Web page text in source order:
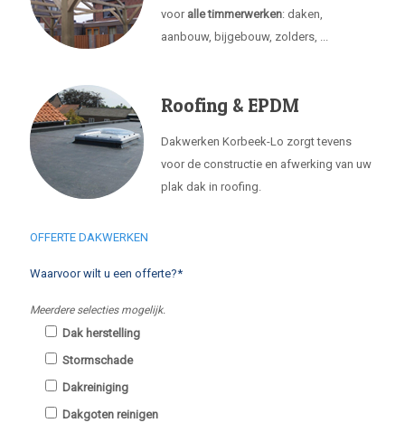
voor alle timmerwerken: daken,
aanbouw, bijgebouw, zolders, ...
Roofing & EPDM
Dakwerken Korbeek-Lo zorgt tevens
voor de constructie en afwerking van uw
plak dak in roofing.
OFFERTE DAKWERKEN
Waarvoor wilt u een offerte?*
Meerdere selecties mogelijk.
Dak herstelling
Stormschade
Dakreiniging
Dakgoten reinigen